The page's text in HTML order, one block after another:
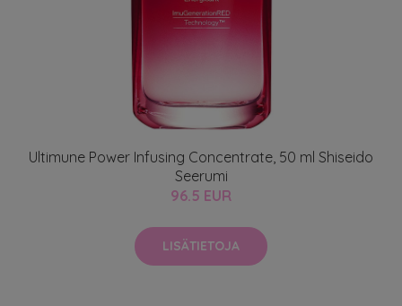
Ultimune Power Infusing Concentrate, 50 ml Shiseido
Seerumi
96.5 EUR
LISÄTIETOJA